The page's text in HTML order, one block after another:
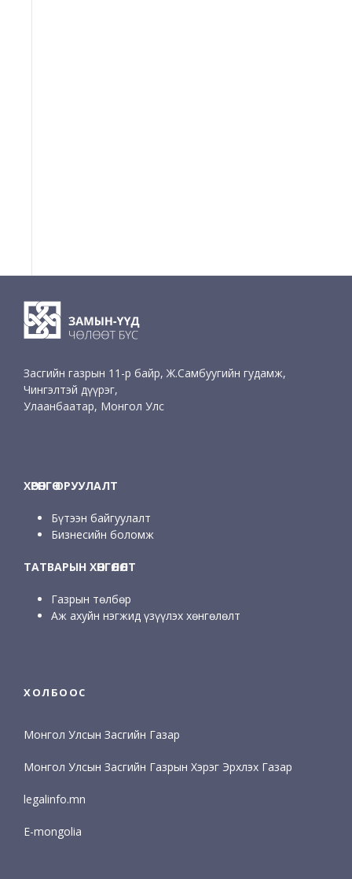
Засгийн газрын 11-р байр, Ж.Самбуугийн гудамж,
Чингэлтэй дүүрэг,
Улаанбаатар, Монгол Улс
ХӨРӨНГӨ ОРУУЛАЛТ
Бүтээн байгуулалт
Бизнесийн боломж
ТАТВАРЫН ХӨНГӨЛӨЛТ
Газрын төлбөр
Аж ахуйн нэгжид үзүүлэх хөнгөлөлт
ХОЛБООС
Монгол Улсын Засгийн Газар
Монгол Улсын Засгийн Газрын Хэрэг Эрхлэх Газар
legalinfo.mn
E-mongolia